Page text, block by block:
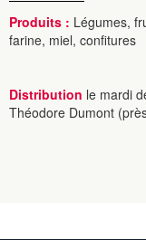
Produits : Légumes,
farine, miel, confitures
Distribution le mardi
Théodore Dumont